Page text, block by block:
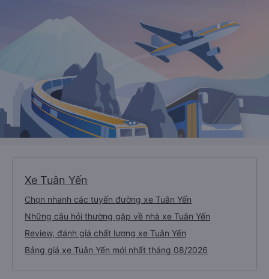
Xe Tuân Yến
Chọn nhanh các tuyến đường xe Tuân Yến
Những câu hỏi thường gặp về nhà xe Tuân Yến
Review, đánh giá chất lượng xe Tuân Yến
Bảng giá xe Tuân Yến mới nhất tháng 08/2026